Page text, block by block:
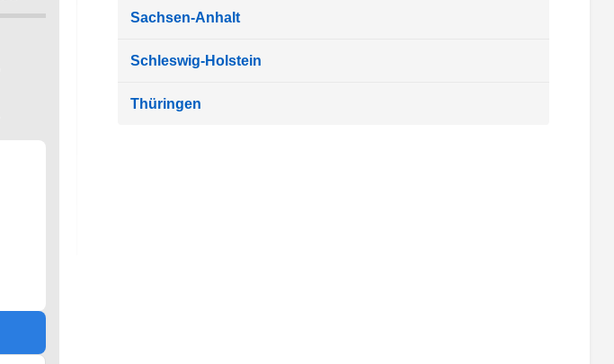
Sachsen-Anhalt
Schleswig-Holstein
Thüringen